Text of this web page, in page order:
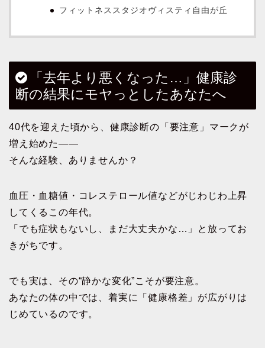
フィットネススタジオヴィスティ自由が丘
「去年より悪くなった…」健康診
断の結果にモヤっとしたあなたへ
40代を迎えた頃から、健康診断の「要注意」マークが
増え始めた——
そんな経験、ありませんか？
血圧・血糖値・コレステロール値などがじわじわ上昇
してくるこの年代。
「でも症状もないし、まだ大丈夫かな…」と放ってお
きがちです。
でも実は、その“静かな変化”こそが要注意。
あなたの体の中では、着実に「健康格差」が広がりは
じめているのです。